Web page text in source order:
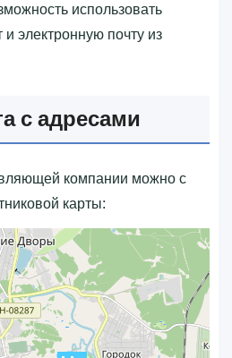
использовать
электронную почту из
с адресами
компании можно с
карты: